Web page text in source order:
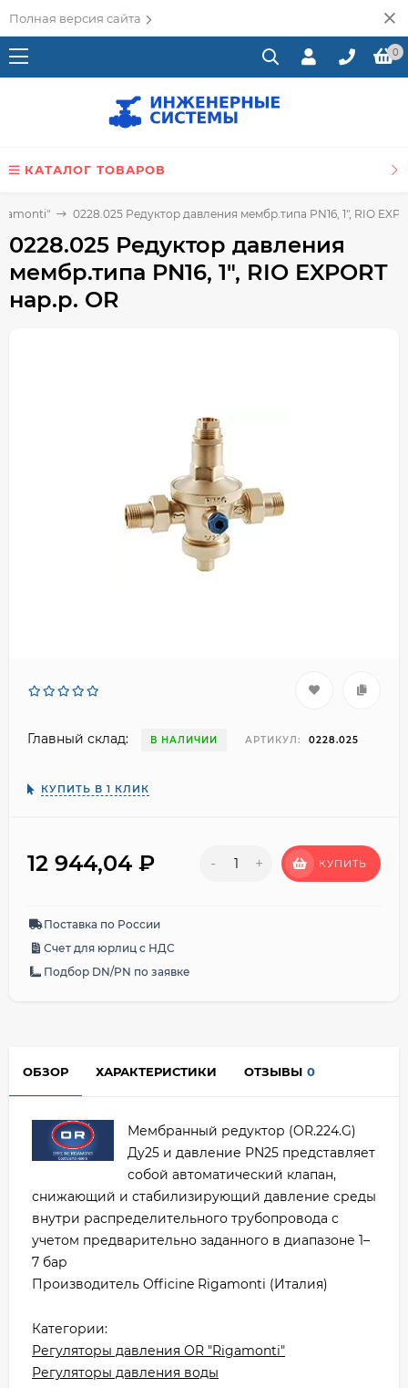
Полная версия сайта
0
КАТАЛОГ ТОВАРОВ
0228.025 Редуктор давления мембр.типа PN16, 1", RIO
0228.025 Редуктор давления
мембр.типа PN16, 1", RIO EXPORT
нар.р. OR
Главный склад: В НАЛИЧИИ АРТИКУЛ: 0228.025
КУПИТЬ В 1 КЛИК
12 944,04 ₽ - + КУПИТЬ
Поставка по России
Счет для юрлиц с НДС
Подбор DN/PN по заявке
ОБЗОР ХАРАКТЕРИСТИКИ ОТЗЫВЫ 0
Мембранный редуктор (OR.224.G)
Ду25 и давление PN25 представляет
собой автоматический клапан,
снижающий и стабилизирующий давление среды
внутри распределительного трубопровода с
учетом предварительно заданного в диапазоне 1–
7 бар
Производитель Officine Rigamonti (Италия)
Категории:
Регуляторы давления OR "Rigamonti"
Регуляторы давления воды